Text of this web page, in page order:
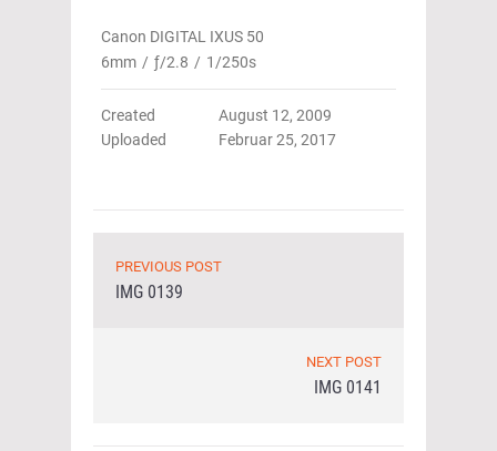
Canon DIGITAL IXUS 50
6mm / ƒ/2.8 / 1/250s
Created
August 12, 2009
Uploaded
Februar 25, 2017
PREVIOUS POST
IMG 0139
NEXT POST
IMG 0141